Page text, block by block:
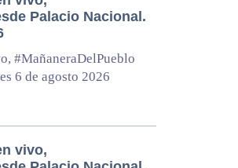
Palacio Nacional.
#MañaneraDelPueblo
6 de agosto 2026
vivo,